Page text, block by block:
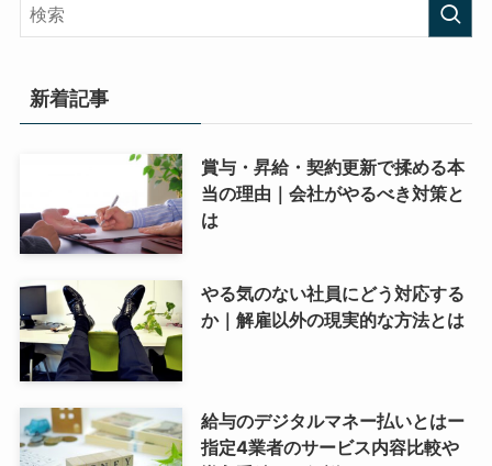
新着記事
賞与・昇給・契約更新で揉める本
当の理由｜会社がやるべき対策と
は
やる気のない社員にどう対応する
か｜解雇以外の現実的な方法とは
給与のデジタルマネー払いとはー
指定4業者のサービス内容比較や